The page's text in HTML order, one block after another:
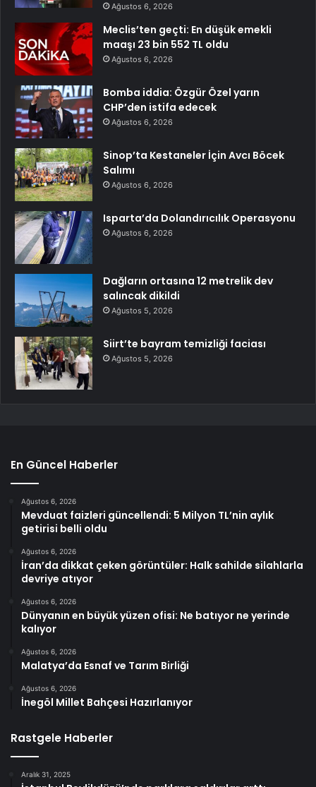
Ağustos 6, 2026
Meclis’ten geçti: En düşük emekli
maaşı 23 bin 552 TL oldu
Ağustos 6, 2026
Bomba iddia: Özgür Özel yarın
CHP’den istifa edecek
Ağustos 6, 2026
Sinop’ta Kestaneler İçin Avcı Böcek
Salımı
Ağustos 6, 2026
Isparta’da Dolandırıcılık Operasyonu
Ağustos 6, 2026
Dağların ortasına 12 metrelik dev
salıncak dikildi
Ağustos 5, 2026
Siirt’te bayram temizliği faciası
Ağustos 5, 2026
En Güncel Haberler
Ağustos 6, 2026
Mevduat faizleri güncellendi: 5 Milyon TL’nin aylık
getirisi belli oldu
Ağustos 6, 2026
İran’da dikkat çeken görüntüler: Halk sahilde silahlarla
devriye atıyor
Ağustos 6, 2026
Dünyanın en büyük yüzen ofisi: Ne batıyor ne yerinde
kalıyor
Ağustos 6, 2026
Malatya’da Esnaf ve Tarım Birliği
Ağustos 6, 2026
İnegöl Millet Bahçesi Hazırlanıyor
Rastgele Haberler
Aralık 31, 2025